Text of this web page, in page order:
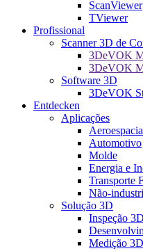
ScanViewer
TViewer
Profissional
Scanner 3D de
3DeVOK
3DeVOK
Software 3D
3DeVOK
Entdecken
Aplicações
Automotivo
Molde
Energia e
Transporte
Não-
Solução 3D
Inspeção 3D
Medição